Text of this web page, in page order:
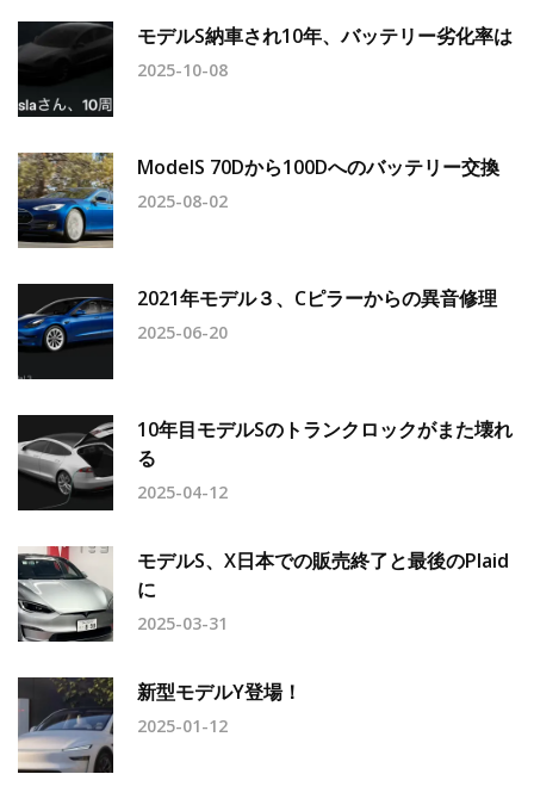
モデルS納車され10年、バッテリー劣化率は
2025-10-08
ModelS 70Dから100Dへのバッテリー交換
2025-08-02
2021年モデル３、Cピラーからの異音修理
2025-06-20
10年目モデルSのトランクロックがまた壊れ
る
2025-04-12
モデルS、X日本での販売終了と最後のPlaid
に
2025-03-31
新型モデルY登場！
2025-01-12